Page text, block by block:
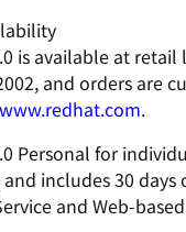
is available at
and orders are
www.redhat.com.
Personal for
and includes 30 days
and Web-